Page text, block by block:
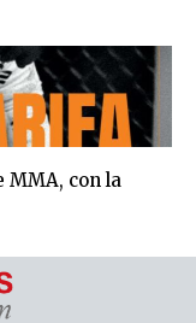
MMA, con la